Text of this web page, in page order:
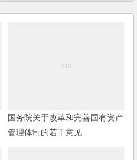
国务院关于改革和完善国有资产
管理体制的若干意见